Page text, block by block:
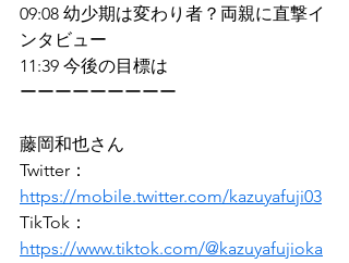
09:08 幼少期は変わり者？両親に直撃イ
ンタビュー
11:39 今後の目標は
ーーーーーーーーー
藤岡和也さん
Twitter：
https://mobile.twitter.com/kazuyafuji03
TikTok：
https://www.tiktok.com/@kazuyafujioka